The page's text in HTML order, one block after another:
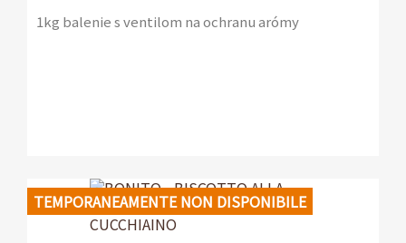
1kg balenie s ventilom na ochranu arómy
TEMPORANEAMENTE NON DISPONIBILE